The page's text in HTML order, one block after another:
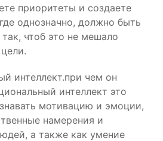
приоритеты и создаете
однозначно, должно быть
чтоб это не мешало
интеллект.при чем он
интеллект это
мотивацию и эмоции,
намерения и
а также как умение